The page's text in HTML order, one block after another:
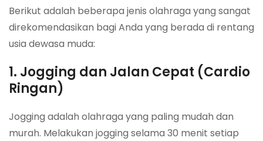
Berikut adalah beberapa jenis olahraga yang sangat
direkomendasikan bagi Anda yang berada di rentang
usia dewasa muda:
1. Jogging dan Jalan Cepat (Cardio
Ringan)
Jogging adalah olahraga yang paling mudah dan
murah. Melakukan jogging selama 30 menit setiap